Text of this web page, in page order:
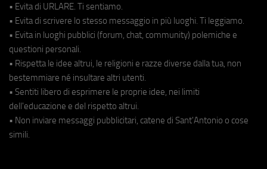
• Evita di URLARE. Ti sentiamo.
• Evita di scrivere lo stesso messaggio in più luoghi. Ti leggiamo.
• Evita in luoghi pubblici (forum, chat, community) polemiche e
questioni personali.
• Rispetta le idee altrui, le religioni e razze diverse dalla tua, non
bestemmiare né insultare altri utenti.
• Sentiti libero di esprimere le proprie idee, nei limiti
dell'educazione e del rispetto altrui.
• Non inviare messaggi pubblicitari, catene di Sant'Antonio o cose
simili.